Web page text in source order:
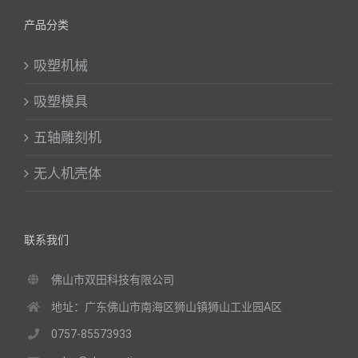
产品分类
吸塑机械
吸塑模具
五轴雕刻机
无人机壳体
联系我们
佛山市双田科技有限公司
地址：广东佛山市南海区狮山镇狮山工业园A区
0757-85573933